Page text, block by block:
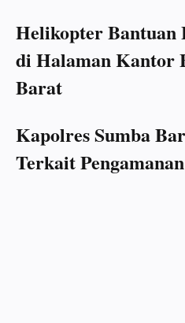
Helikopter Bantuan
di Halaman Kantor
Barat
Kapolres Sumba
Terkait